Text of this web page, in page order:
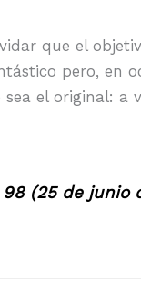
que el
pero, en
el original: a
(25 de junio